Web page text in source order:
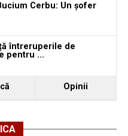
pe Social Media
la Teiuș. Familia
Cerbu: Un șofer
întreruperile de
pentru ...
Opinii